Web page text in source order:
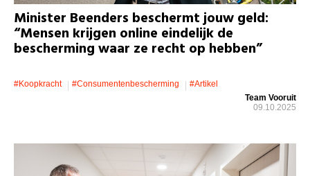
Minister Beenders beschermt jouw geld:
“Mensen krijgen online eindelijk de
bescherming waar ze recht op hebben”
#koopkracht #consumentenbescherming
#artikel
Team Vooruit
09.10.2025